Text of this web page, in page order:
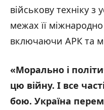
військову техніку з
межах її
включаючи АРК та
«Морально і
цю війну. І все
бою. Україна